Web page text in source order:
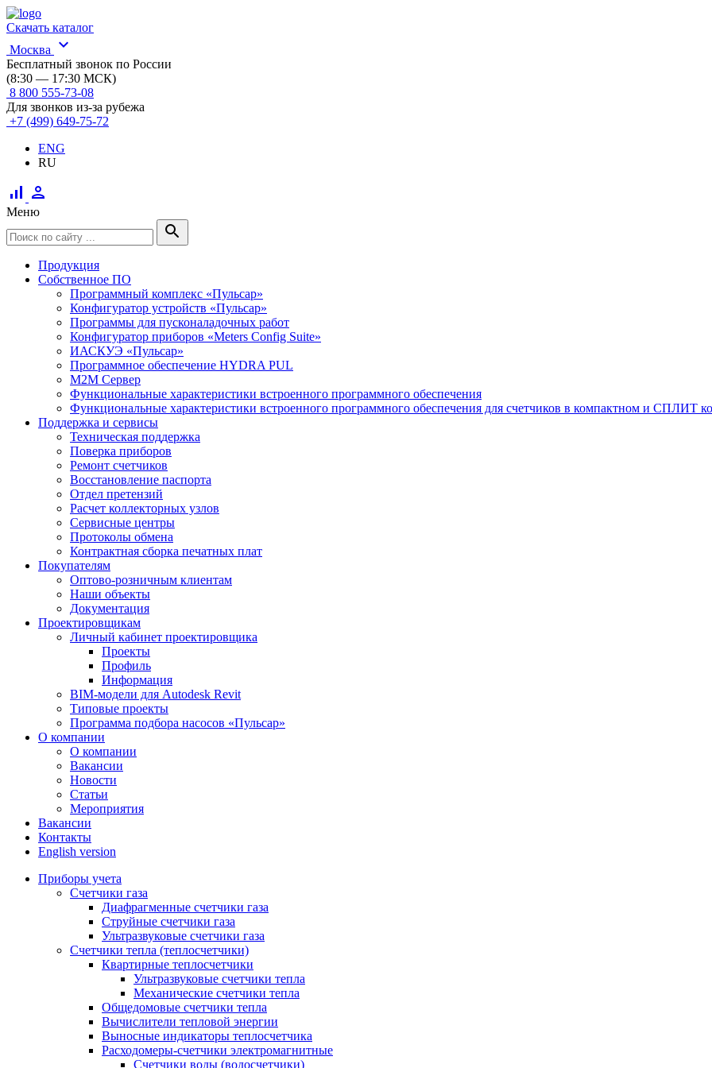
Скачать каталог
Москва
expand_more
Бесплатный звонок по России
(8:30 — 17:30 МСК)
8 800 555-73-08
Для звонков из-за рубежа
+7 (499) 649-75-72
ENG
RU
signal_cellular_alt person
Меню
search
Продукция
Собственное ПО
Программный комплекс «Пульсар»
Конфигуратор устройств «Пульсар»
Программы для пусконаладочных работ
Конфигуратор приборов «Meters Config Suite»
ИАСКУЭ «Пульсар»
Программное обеспечение HYDRA PUL
M2M Сервер
Функциональные характеристики встроенного программного обеспечения
Функциональные характеристики встроенного программного обеспечения для счетчиков в компактном и СПЛИТ
Поддержка и сервисы
Техническая поддержка
Поверка приборов
Ремонт счетчиков
Восстановление паспорта
Отдел претензий
Расчет коллекторных узлов
Сервисные центры
Протоколы обмена
Контрактная сборка печатных плат
Покупателям
Оптово-розничным клиентам
Наши объекты
Документация
Проектировщикам
Личный кабинет проектировщика
Проекты
Профиль
Информация
BIM-модели для Autodesk Revit
Типовые проекты
Программа подбора насосов «Пульсар»
О компании
О компании
Вакансии
Новости
Статьи
Мероприятия
Вакансии
Контакты
English version
Приборы учета
Счетчики газа
Диафрагменные счетчики газа
Струйные счетчики газа
Ультразвуковые счетчики газа
Счетчики тепла (теплосчетчики)
Квартирные теплосчетчики
Ультразвуковые счетчики тепла
Механические счетчики тепла
Общедомовые счетчики тепла
Вычислители тепловой энергии
Выносные индикаторы теплосчетчика
Расходомеры-счетчики электромагнитные
Счетчики воды (водосчетчики)